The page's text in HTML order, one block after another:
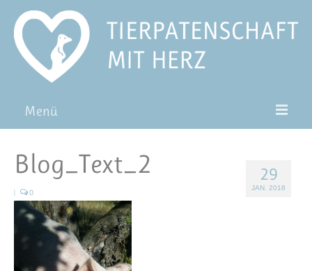
Menü
Pat*in werden
Patenschaft verschenken
Blog
FAQ
29
JAN. 2018
Blog_Text_2
| 0